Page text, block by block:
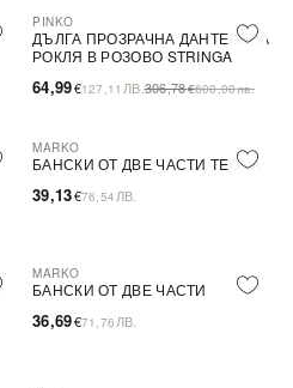
-79%
PINKO
ДЪЛГА ПРОЗРАЧНА ДАНТЕЛЕНА
РОКЛЯ В РОЗОВО STRINGA
64,99€127,11 ЛВ.306,78€600,00лв.
MARKO
БАНСКИ ОТ ДВЕ ЧАСТИ TEONA
39,13€76,54 ЛВ.
MARKO
БАНСКИ ОТ ДВЕ ЧАСТИ
36,69€71,76 ЛВ.